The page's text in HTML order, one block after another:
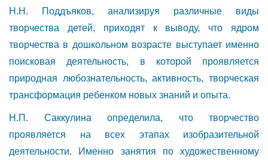
Н.Н. Поддъяков, анализируя различные виды
творчества детей, приходят к выводу, что ядром
творчества в дошкольном возрасте выступает именно
поисковая деятельность, в которой проявляется
природная любознательность, активность, творческая
трансформация ребенком новых знаний и опыта.
Н.П. Саккулина определила, что творчество
проявляется на всех этапах изобразительной
деятельности. Именно занятия по художественному